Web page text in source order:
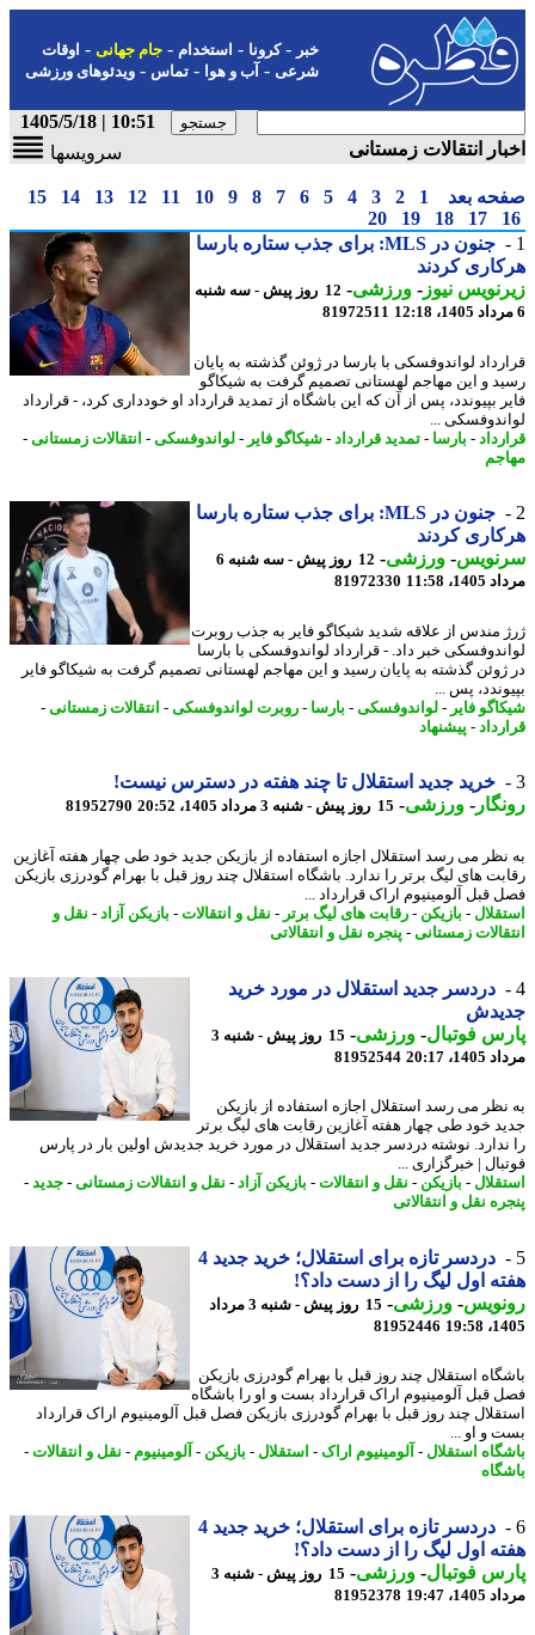
-کرونا-استخدام- جام جهانی-اوقات
شرعی-آب و هوا-تماس-ویدئوهای ورزشی
10:51 | 1405/5/18
انتقالات زمستانی
سرویسها
بعد 1
2
3
4
5
6
7
8
9
10
11
12
13
14
15
17
18
19
20
جنون در MLS: برای جذب ستاره بارسا
کردند
نیوز-ورزشی-
12 روز پیش - سه شنبه
81972511
لواندوفسکی با بارسا در ژوئن گذشته به پایان
و این مهاجم لهستانی تصمیم گرفت به شیکاگو
بپیوندد، پس از آن که این باشگاه از تمدید قرارداد او خودداری کرد، - قرارداد
...
-بارسا-تمدید قرارداد -شیکاگو فایر -لواندوفسکی-انتقالات زمستانی-
جنون در MLS: برای جذب ستاره بارسا
کردند
-ورزشی-
12 روز پیش - سه شنبه 6
11:58
81972330
مندس از علاقه شدید شیکاگو فایر به جذب روبرت
خبر داد. - قرارداد لواندوفسکی با بارسا
گذشته به پایان رسید و این مهاجم لهستانی تصمیم گرفت به شیکاگو فایر
پس ...
فایر -لواندوفسکی-بارسا-روبرت لواندوفسکی-انتقالات زمستانی-
-پیشنهاد
خرید جدید استقلال تا چند هفته در دسترس نیست!
-ورزشی-15 روز پیش - شنبه 3 مرداد 1405، 20:52 81952790
می رسد استقلال اجازه استفاده از بازیکن جدید خود طی چهار هفته آغازین
های لیگ برتر را ندارد. باشگاه استقلال چند روز قبل با بهرام گودرزی بازیکن
قبل آلومینیوم اراک قرارداد ...
-بازیکن -رقابت های لیگ برتر - نقل و انتقالات-بازیکن آزاد - نقل و
زمستانی-پنجره نقل و انتقالاتی
دردسر جدید استقلال در مورد خرید
فوتبال-ورزشی-
15 روز پیش - شنبه 3
20:17
81952544
می رسد استقلال اجازه استفاده از بازیکن
خود طی چهار هفته آغازین رقابت های لیگ برتر
نوشته دردسر جدید استقلال در مورد خرید جدیدش اولین بار در پارس
| خبرگزاری ...
-بازیکن -نقل و انتقالات-بازیکن آزاد - نقل و انتقالات زمستانی-جدید-
نقل و انتقالاتی
دردسر تازه برای استقلال؛ خرید جدید 4
اول لیگ را از دست داد؟!
-ورزشی-
15 روز پیش - شنبه 3 مرداد
81952446
استقلال چند روز قبل با بهرام گودرزی بازیکن
قبل آلومینیوم اراک قرارداد بست و او را باشگاه
چند روز قبل با بهرام گودرزی بازیکن فصل قبل آلومینیوم اراک قرارداد
و او ...
استقلال-آلومینیوم اراک - استقلال-بازیکن -آلومینیوم-نقل و انتقالات-
دردسر تازه برای استقلال؛ خرید جدید 4
اول لیگ را از دست داد؟!
فوتبال-ورزشی-
15 روز پیش - شنبه 3
19:47
81952378